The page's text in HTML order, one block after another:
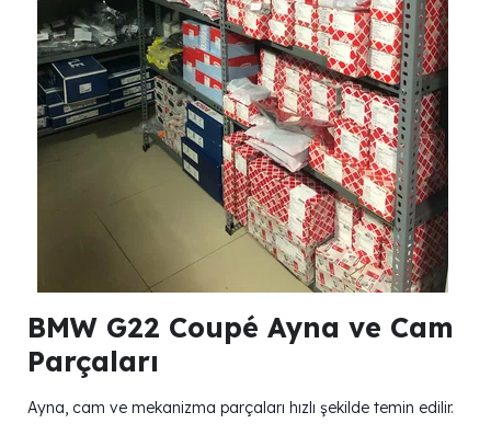
BMW G22 Coupé Ayna ve Cam
Parçaları
Ayna, cam ve mekanizma parçaları hızlı şekilde temin edilir.